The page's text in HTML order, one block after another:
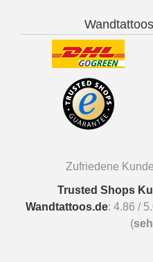
Zufriedene
Trusted Shops
Wandtattoos.de: 4.86 /
(